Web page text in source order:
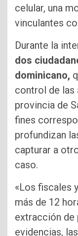
celular, una
vinculantes
Durante la
dos
dominicano,
control de las
provincia de
fines
profundizan
capturar a
caso.
«Los fiscales
más de 12
extracción de
evidencias,